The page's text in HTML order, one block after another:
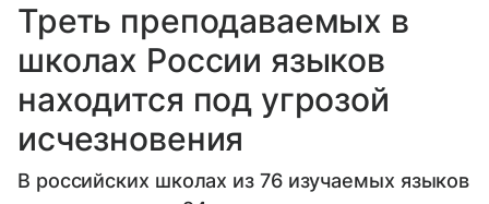
Треть преподаваемых в
школах России языков
находится под угрозой
исчезновения
В российских школах из 76 изучаемых языков